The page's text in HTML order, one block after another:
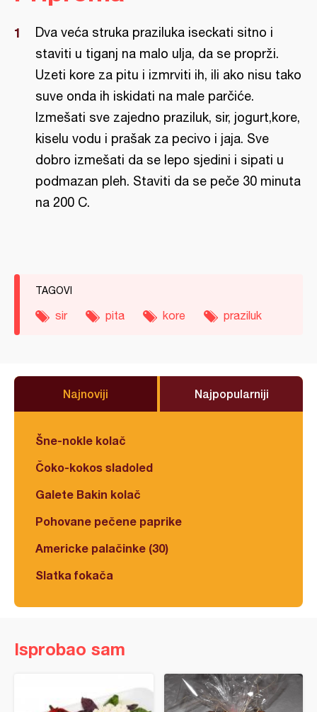
Dva veća struka praziluka iseckati sitno i
staviti u tiganj na malo ulja, da se proprži.
Uzeti kore za pitu i izmrviti ih, ili ako nisu tako
suve onda ih iskidati na male parčiće.
Izmešati sve zajedno praziluk, sir, jogurt,kore,
kiselu vodu i prašak za pecivo i jaja. Sve
dobro izmešati da se lepo sjedini i sipati u
podmazan pleh. Staviti da se peče 30 minuta
na 200 C.
TAGOVI
sir pita kore praziluk
Najnoviji Najpopularniji
Šne-nokle kolač
Čoko-kokos sladoled
Galete Bakin kolač
Pohovane pečene paprike
Americke palačinke (30)
Slatka fokača
Isprobao sam